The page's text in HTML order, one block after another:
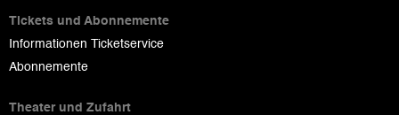
Tickets und Abonnemente
Informationen Ticketservice
Abonnemente
Theater und Zufahrt